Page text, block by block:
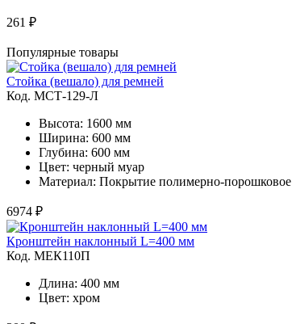
261 ₽
Популярные товары
Стойка (вешало) для ремней
Код. MСТ-129-Л
Высота: 1600 мм
Ширина: 600 мм
Глубина: 600 мм
Цвет: черный муар
Материал: Покрытие полимерно-порошковое
6974 ₽
Кронштейн наклонный L=400 мм
Код. MЕК110П
Длина: 400 мм
Цвет: хром